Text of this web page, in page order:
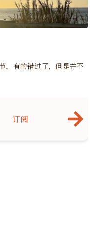
，有的错过了，但是并不
订阅